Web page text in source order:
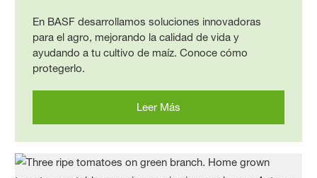
En BASF desarrollamos soluciones innovadoras
para el agro, mejorando la calidad de vida y
ayudando a tu cultivo de maíz. Conoce cómo
protegerlo.
Leer Más